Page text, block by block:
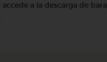
a la descarga de